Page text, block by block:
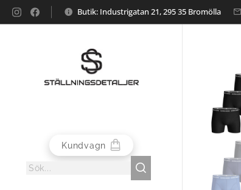
Butik: Industrigatan 21, 295 35 Bromölla
Kundvagn